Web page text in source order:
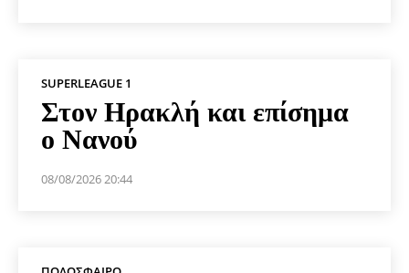
SUPERLEAGUE 1
Στον Ηρακλή και επίσημα
ο Νανού
08/08/2026 20:44